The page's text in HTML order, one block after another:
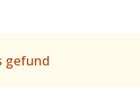
gefund